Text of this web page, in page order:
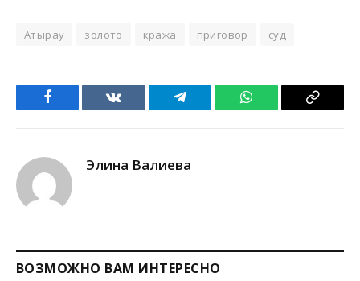
Атырау золото кража приговор суд
Facebook VKontakteTelegram WhatsApp Copy
Элина Валиева
ВОЗМОЖНО ВАМ ИНТЕРЕСНО